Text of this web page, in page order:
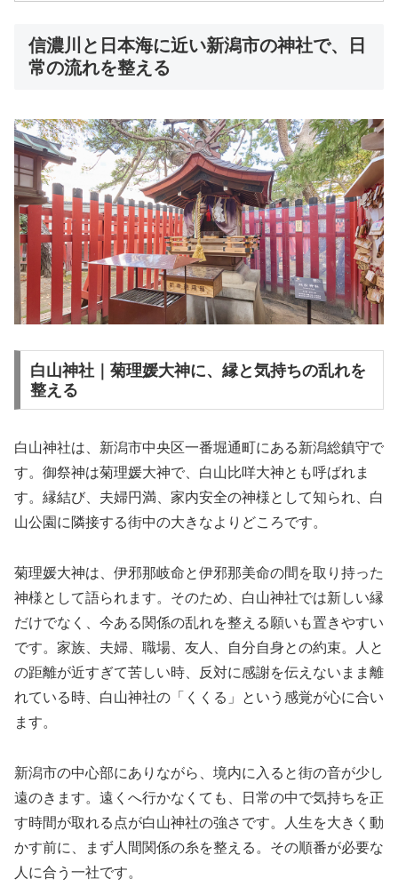
信濃川と日本海に近い新潟市の神社で、日
常の流れを整える
白山神社｜菊理媛大神に、縁と気持ちの乱れを
整える
白山神社は、新潟市中央区一番堀通町にある新潟総鎮守で
す。御祭神は菊理媛大神で、白山比咩大神とも呼ばれま
す。縁結び、夫婦円満、家内安全の神様として知られ、白
山公園に隣接する街中の大きなよりどころです。
菊理媛大神は、伊邪那岐命と伊邪那美命の間を取り持った
神様として語られます。そのため、白山神社では新しい縁
だけでなく、今ある関係の乱れを整える願いも置きやすい
です。家族、夫婦、職場、友人、自分自身との約束。人と
の距離が近すぎて苦しい時、反対に感謝を伝えないまま離
れている時、白山神社の「くくる」という感覚が心に合い
ます。
新潟市の中心部にありながら、境内に入ると街の音が少し
遠のきます。遠くへ行かなくても、日常の中で気持ちを正
す時間が取れる点が白山神社の強さです。人生を大きく動
かす前に、まず人間関係の糸を整える。その順番が必要な
人に合う一社です。